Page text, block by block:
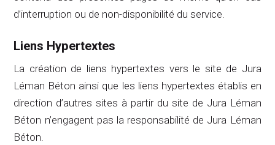
d’interruption ou de non-disponibilité du service.
Liens Hypertextes
La création de liens hypertextes vers le site de Jura
Léman Béton ainsi que les liens hypertextes établis en
direction d’autres sites à partir du site de Jura Léman
Béton n’engagent pas la responsabilité de Jura Léman
Béton.